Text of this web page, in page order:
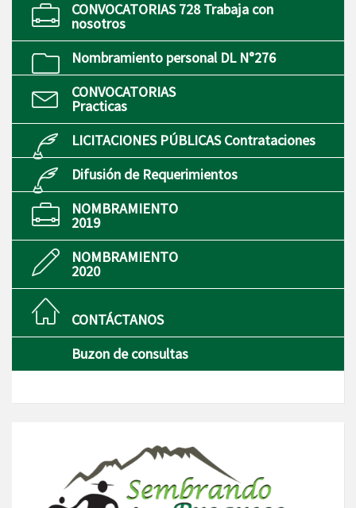
CONVOCATORIAS 728 Trabaja con
nosotros
Nombramiento personal DL N°276
CONVOCATORIAS
Practicas
LICITACIONES PÚBLICAS Contrataciones
Difusión de Requerimientos
NOMBRAMIENTO
2019
NOMBRAMIENTO
2020
CONTÁCTANOS
Buzon de consultas